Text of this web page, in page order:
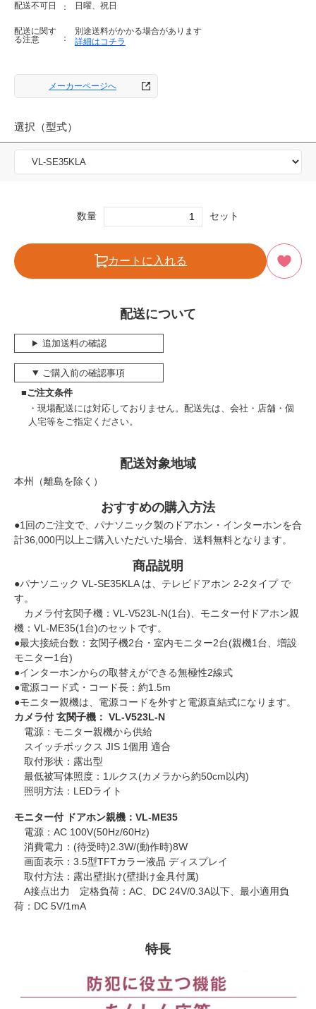
配送不可日 日曜、祝日
配送に関す
る注意
別途送料がかかる場合があります
詳細はコチラ
メーカーページへ
選択（型式）
数量 セット
カートに入れる
配送について
追加送料の確認
ご購入前の確認事項
■ご注文条件
現場配送には対応しておりません。配送先は、会社・店舗・個
人宅等をご指定ください。
配送対象地域
本州（離島を除く）
おすすめの購入方法
●1回のご注文で、パナソニック製のドアホン・インターホンを合
計36,000円以上ご購入いただいた場合、送料無料となります。
商品説明
●パナソニック VL-SE35KLA は、テレビドアホン 2-2タイプ で
す。
カメラ付玄関子機：VL-V523L-N(1台)、モニター付ドアホン親
機：VL-ME35(1台)のセットです。
●最大接続台数：玄関子機2台・室内モニター2台(親機1台、増設
モニター1台)
●インターホンからの取替えができる無極性2線式
●電源コード式・コード長：約1.5m
●モニター親機は、電源コードを外すと電源直結式になります。
カメラ付 玄関子機： VL-V523L-N
電源：モニター親機から供給
スイッチボックス JIS 1個用 適合
取付形状：露出型
最低被写体照度：1ルクス(カメラから約50cm以内)
照明方法：LEDライト
モニター付 ドアホン親機：VL-ME35
電源：AC 100V(50Hz/60Hz)
消費電力：(待受時)2.3W/(動作時)8W
画面表示：3.5型TFTカラー液晶 ディスプレイ
取付方法：露出壁掛け(壁掛け金具付属)
A接点出力 定格負荷：AC、DC 24V/0.3A以下、最小適用負
荷：DC 5V/1mA
特長